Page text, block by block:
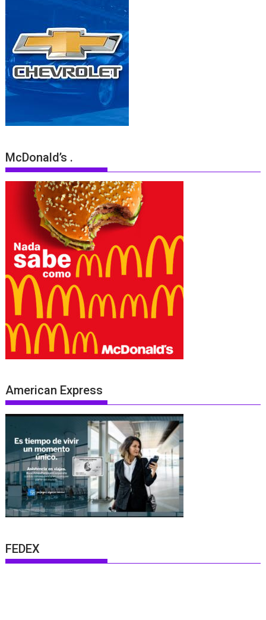
McDonald’s .
American Express
FEDEX